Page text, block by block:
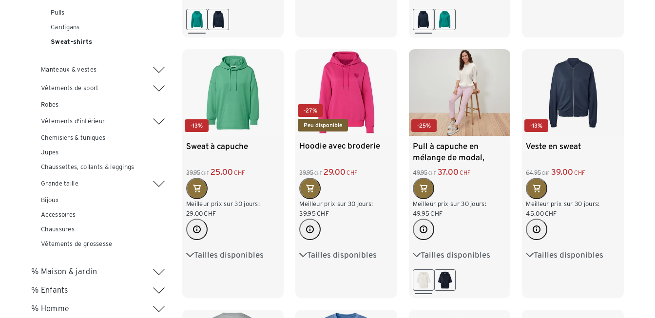
Pulls
Cardigans
Sweat-shirts
Manteaux & vestes
Vêtements de sport
Robes
Vêtements d'intérieur
Chemisiers & tuniques
Jupes
Chaussettes, collants & leggings
Grande taille
Bijoux
Accessoires
Chaussures
Vêtements de grossesse
% Maison & jardin
% Enfants
% Homme
L 44/46 L 44/46
-13%
Sweat à capuche
39.95 CHF 25.00 CHF
Meilleur prix sur 30 jours:
29.00CHF
Tailles disponibles
S 36/38 M 40/42
-27%
Peu disponible
Hoodie avec broderie
39.95 CHF 29.00 CHF
Meilleur prix sur 30 jours:
39.95 CHF
Tailles disponibles
S 36/38 M 40/42
-25%
Pull à capuche en
mélange de modal,
crème
49.95 CHF 37.00 CHF
Meilleur prix sur 30 jours:
49.95 CHF
Tailles disponibles
S 36/38 M 40/42
L 44/46
-13%
Veste en sweat
64.95 CHF 39.00 CHF
Meilleur prix sur 30 jours:
45.00CHF
Tailles disponibles
S 36/38 M 40/42